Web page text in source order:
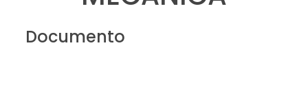
Documento